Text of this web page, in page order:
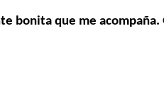
bonita que me acompaña.